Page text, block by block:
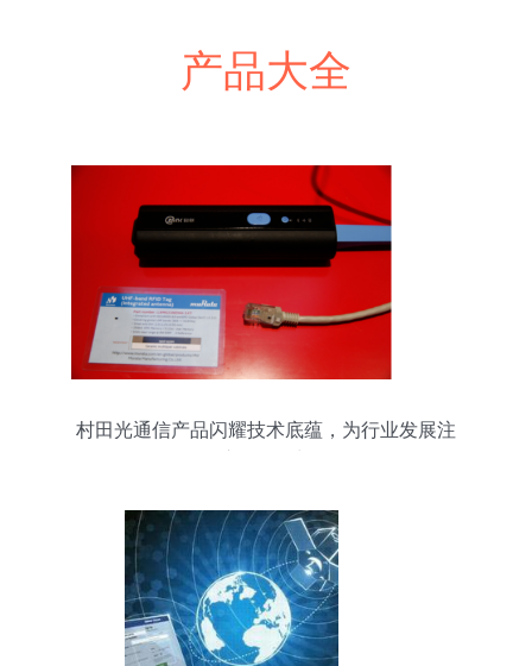
产品大全
村田光通信产品闪耀技术底蕴，为行业发展注